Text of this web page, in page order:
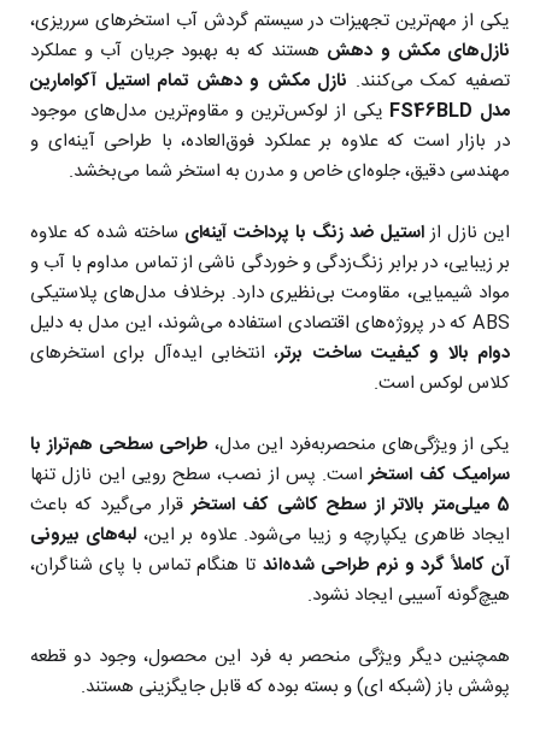
یکی از مهم‌ترین تجهیزات در سیستم گردش آب استخرهای سرریزی،
نازل‌های مکش و دهش هستند که به بهبود جریان آب و عملکرد
تصفیه کمک می‌کنند. نازل مکش و دهش تمام استیل آکوامارین
مدل FS46BLD یکی از لوکس‌ترین و مقاوم‌ترین مدل‌های موجود
در بازار است که علاوه بر عملکرد فوق‌العاده، با طراحی آینه‌ای و
مهندسی دقیق، جلوه‌ای خاص و مدرن به استخر شما می‌بخشد.
این نازل از استیل ضد زنگ با پرداخت آینه‌ای ساخته شده که علاوه
بر زیبایی، در برابر زنگ‌زدگی و خوردگی ناشی از تماس مداوم با آب و
مواد شیمیایی، مقاومت بی‌نظیری دارد. برخلاف مدل‌های پلاستیکی
ABS که در پروژه‌های اقتصادی استفاده می‌شوند، این مدل به دلیل
دوام بالا و کیفیت ساخت برتر، انتخابی ایده‌آل برای استخرهای
کلاس لوکس است.
یکی از ویژگی‌های منحصربه‌فرد این مدل، طراحی سطحی هم‌تراز با
سرامیک کف استخراست. پس از نصب، سطح رویی این نازل تنها
5 میلی‌متر بالاتر از سطح کاشی کف استخر
قرار می‌گیرد که باعث
ایجاد ظاهری یکپارچه و زیبا می‌شود. علاوه بر این، لبه‌های بیرونی
آن کاملاً گرد و نرم طراحی شده‌اند تا هنگام تماس با پای شناگران،
هیچ‌گونه آسیبی ایجاد نشود.
همچنین دیگر ویژگی منحصر به فرد این محصول، وجود دو قطعه
پوشش باز (شبکه ای) و بسته بوده که قابل جایگزینی هستند.